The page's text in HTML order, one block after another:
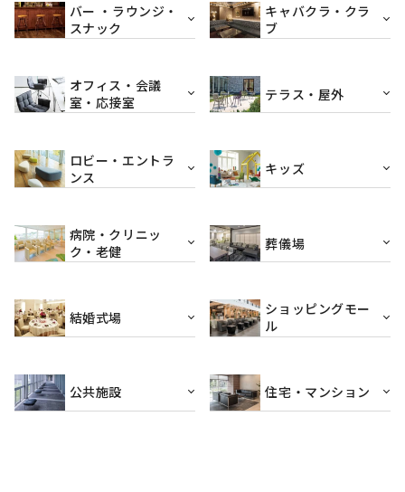
バー ・ラウンジ・
スナック
キャバクラ・クラ
ブ
オフィス・会議
室・応接室
テラス・屋外
ロビー・エントラ
ンス
キッズ
病院・クリニッ
ク・老健
葬儀場
結婚式場
ショッピングモー
ル
公共施設 住宅・マンション